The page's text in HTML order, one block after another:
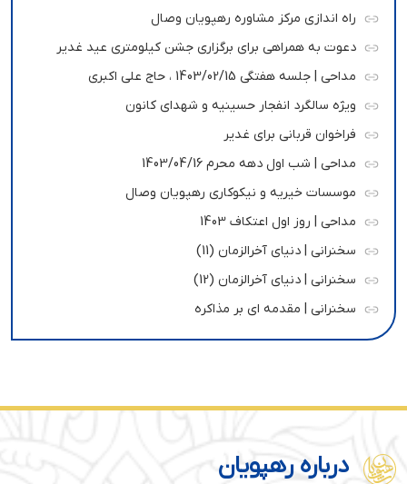
راه اندازی مرکز مشاوره رهپویان وصال
دعوت به همراهی برای برگزاری جشن کیلومتری عید غدیر
مداحی | جلسه هفتگی 1403/02/15 ، حاج علی اکبری
ویژه سالگرد انفجار حسینیه و شهدای کانون
فراخوان قربانی برای غدیر
مداحی | شب اول دهه محرم 1403/04/16
موسسات خیریه و نیکوکاری رهپویان وصال
مداحی | روز اول اعتکاف 1403
سخنرانی | دنیای آخرالزمان (11)
سخنرانی | دنیای آخرالزمان (12)
سخنرانی | مقدمه ای بر مذاکره
درباره رهپویان